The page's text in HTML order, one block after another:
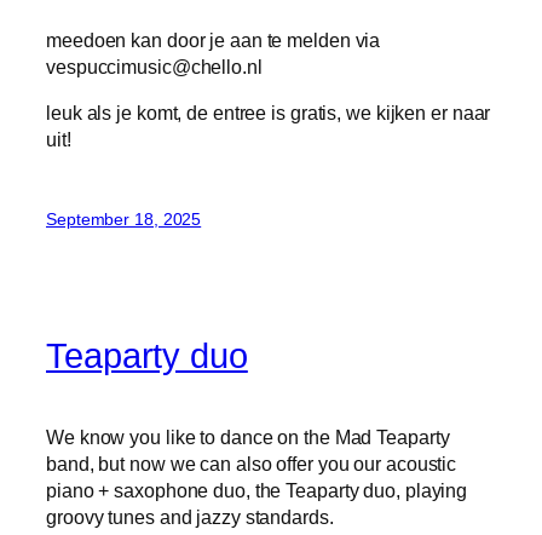
meedoen kan door je aan te melden via
vespuccimusic@chello.nl
leuk als je komt, de entree is gratis, we kijken er naar
uit!
September 18, 2025
Teaparty duo
We know you like to dance on the Mad Teaparty
band, but now we can also offer you our acoustic
piano + saxophone duo, the Teaparty duo, playing
groovy tunes and jazzy standards.